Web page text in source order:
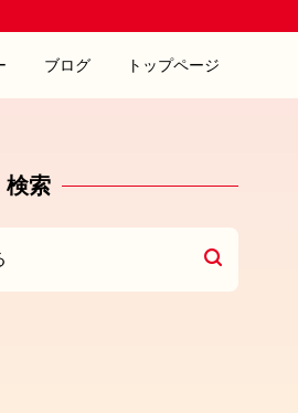
ブログ トップページ
検索